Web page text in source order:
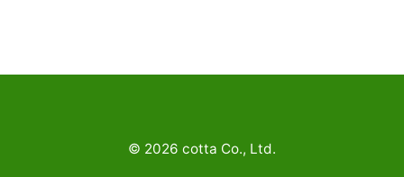
© 2026 cotta Co., Ltd.